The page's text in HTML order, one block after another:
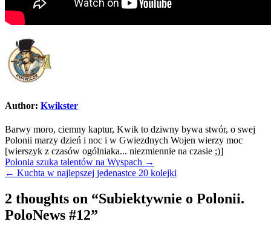
Author: Kwikster
Barwy moro, ciemny kaptur, Kwik to dziwny bywa stwór, o swej
Polonii marzy dzień i noc i w Gwiezdnych Wojen wierzy moc
[wierszyk z czasów ogólniaka... niezmiennie na czasie ;)]
Nawigacja
wpisu
Polonia szuka talentów na Wyspach →
← Kuchta w najlepszej jedenastce 20 kolejki
2 thoughts on “Subiektywnie o Polonii.
PoloNews #12”